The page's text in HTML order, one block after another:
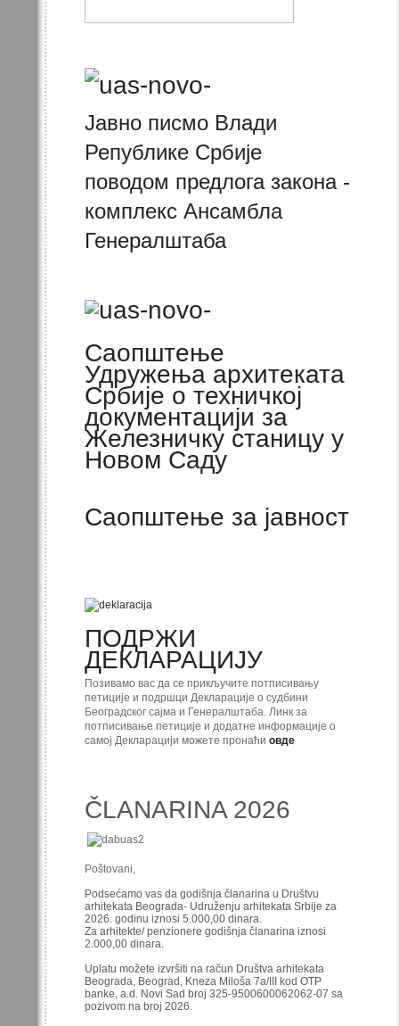
Јавно писмо Влади
Републике Србије
поводом предлога закона -
комплекс Ансамбла
Генералштаба
Саопштење
Удружења архитеката
Србије о техничкој
документацији за
Железничку станицу у
Новом Саду
Саопштење за јавност
ПОДРЖИ
ДЕКЛАРАЦИЈУ
Позивамо вас да се прикључите потписивању
петиције и подршци Декларације о судбини
Београдског сајма и Генералштаба. Линк за
потписивање петиције и додатне информације о
самој Декларацији можете пронаћи овде
ČLANARINA 2026
Poštovani,
Podsećamo vas da godišnja članarina u Društvu
arhitekata Beograda- Udruženju arhitekata Srbije za
2026. godinu iznosi 5.000,00 dinara.
Za arhitekte/ penzionere godišnja članarina iznosi
2.000,00 dinara.
Uplatu možete izvršiti na račun Društva arhitekata
Beograda, Beograd, Kneza Miloša 7a/III kod OTP
banke, a.d. Novi Sad broj 325-9500600062062-07 sa
pozivom na broj 2026.